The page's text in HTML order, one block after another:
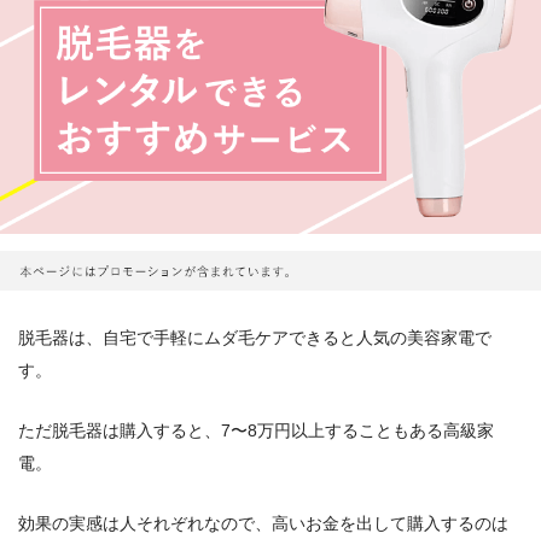
脱毛器は、自宅で手軽にムダ毛ケアできると人気の美容家電で
す。
ただ脱毛器は購入すると、7〜8万円以上することもある高級家
電。
効果の実感は人それぞれなので、高いお金を出して購入するのは